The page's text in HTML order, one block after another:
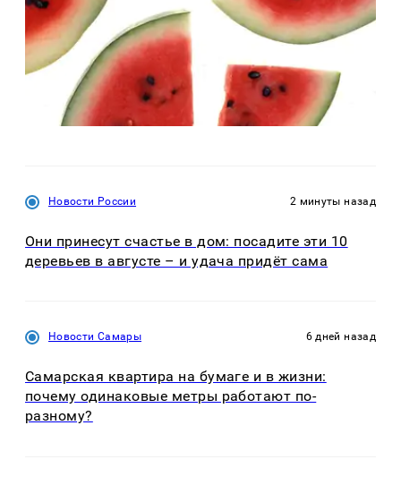
Новости России 2 минуты назад
Они принесут счастье в дом: посадите эти 10
деревьев в августе – и удача придёт сама
Новости Самары 6 дней назад
Самарская квартира на бумаге и в жизни:
почему одинаковые метры работают по-
разному?